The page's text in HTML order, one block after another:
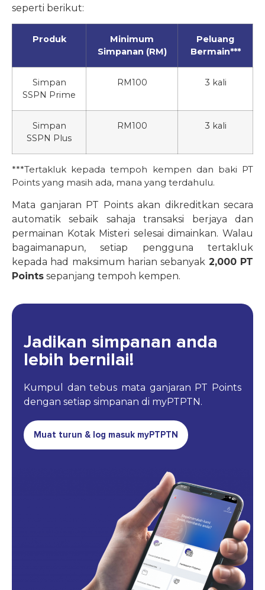
seperti berikut:
Produk
Minimum
Simpanan (RM)
Peluang
Bermain***
Simpan
SSPN Prime
RM100 3 kali
Simpan
SSPN Plus
RM100 3 kali
***Tertakluk kepada tempoh kempen dan baki PT
Points yang masih ada, mana yang terdahulu.
Mata ganjaran PT Points akan dikreditkan secara
automatik sebaik sahaja transaksi berjaya dan
permainan Kotak Misteri selesai dimainkan. Walau
bagaimanapun, setiap pengguna tertakluk
kepada had maksimum harian sebanyak 2,000 PT
Points sepanjang tempoh kempen.
Jadikan simpanan anda
lebih bernilai!
Kumpul dan tebus mata ganjaran PT Points
dengan setiap simpanan di myPTPTN.
Muat turun & log masuk myPTPTN